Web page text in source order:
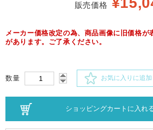
販売価格
メーカー価格改定の為、商品画像に旧価格が
があります。ご了承ください。
数量 お気に入りに追加